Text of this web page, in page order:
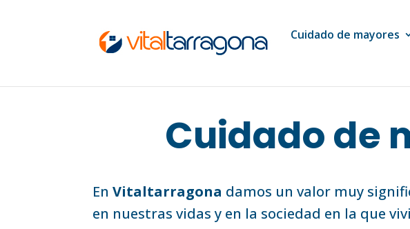
Cuidado de mayores
Cuidado de
EnVitaltarragona damos un valor muy
en nuestras vidas y en la sociedad en la que